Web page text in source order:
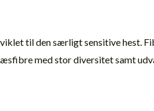
til den særligt sensitive hest.
med stor diversitet samt